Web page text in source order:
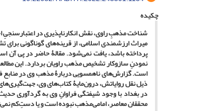
چکیده
شناخت مذهبِ راوی، نقش انکارناپذیری در اعتبارسنجیِ
میراث ارزشمندی اسلامی، از قرینه‌های گوناگونی
پرداخته باشد، یافت نمی‌شود. مقالۀ حاضر در پی آن
نمودنِ سازوکار تشخیص مذهب راویان بردارد. این
است. گزارش‌های ناهمسویی دربارۀ مذهب وی در منابع
ذیل نقل روایاتش، درون‌مایۀ کتاب‌های وی،
در بغداد با وجود شیفتگی فراوانِ وی به گردآوری
محققان معاصر، امامی‌مذهب نبوده است و یا دستِ‌کم